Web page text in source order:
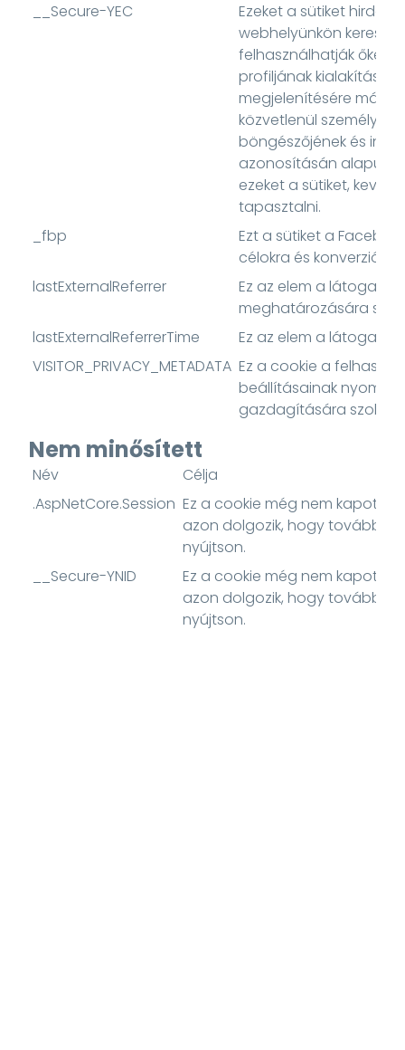
__Secure-YEC
Ezeket a sütiket
webhelyünkön
felhasználhatják őket
profiljának
megjelenítésére más
közvetlenül személyes
böngészőjének és
azonosításán
ezeket a sütiket,
tapasztalni.
_fbp
Ezt a sütiket a
célokra és
lastExternalReferrer
Ez az elem a látogatás
meghatározására
lastExternalReferrerTime
Ez az elem a látogatók
VISITOR_PRIVACY_METADATA Ez a cookie a
beállításainak nyomon
gazdagítására szolgál
Nem minősített
Név
Célja
.AspNetCore.Session Ez a cookie még nem kapott
azon dolgozik, hogy további
nyújtson.
__Secure-YNID
Ez a cookie még nem kapott
azon dolgozik, hogy további
nyújtson.